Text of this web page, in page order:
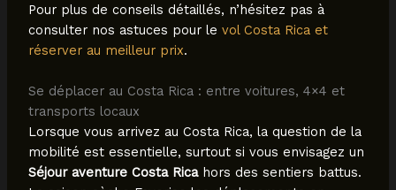
Pour plus de conseils détaillés, n’hésitez pas à
consulter nos astuces pour le vol Costa Rica et
réserver au meilleur prix.
Se déplacer au Costa Rica : entre voitures, 4×4 et
transports locaux
Lorsque vous arrivez au Costa Rica, la question de la
mobilité est essentielle, surtout si vous envisagez un
Séjour aventure Costa Ricahors des sentiers battus.